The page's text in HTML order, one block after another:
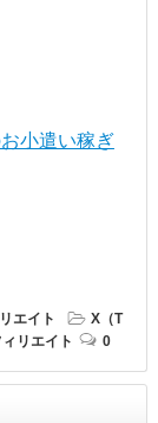
エイト
X（T
リエイト
0